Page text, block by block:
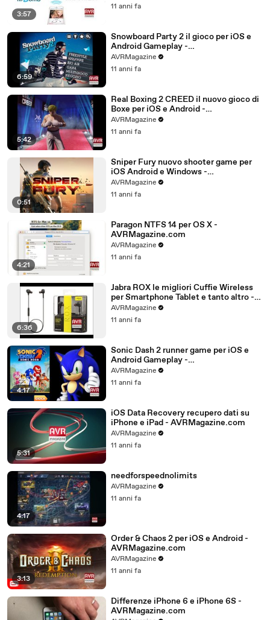
3:57
11 anni fa
6:59
Snowboard Party 2 il gioco per iOS e
Android Gameplay -
AVRMagazine.com (720p)
AVRMagazine
11 anni fa
5:42
Real Boxing 2 CREED il nuovo gioco di
Boxe per iOS e Android -
AVRMagazine.com
AVRMagazine
11 anni fa
0:51
Sniper Fury nuovo shooter game per
iOS Android e Windows -
AVRMagazine.com
AVRMagazine
11 anni fa
4:21
Paragon NTFS 14 per OS X -
AVRMagazine.com
AVRMagazine
11 anni fa
6:36
Jabra ROX le migliori Cuffie Wireless
per Smartphone Tablet e tanto altro -
AVRMagazine.com (720p)
AVRMagazine
11 anni fa
4:17
Sonic Dash 2 runner game per iOS e
Android Gameplay -
AVRMagazine.com
AVRMagazine
11 anni fa
5:31
iOS Data Recovery recupero dati su
iPhone e iPad - AVRMagazine.com
AVRMagazine
11 anni fa
4:17
needforspeednolimits
AVRMagazine
11 anni fa
3:13
Order & Chaos 2 per iOS e Android -
AVRMagazine.com
AVRMagazine
11 anni fa
Differenze iPhone 6 e iPhone 6S -
AVRMagazine.com